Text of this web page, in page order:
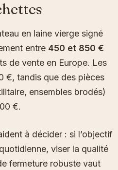
en laine vierge signé
entre 450 et 850 €
de vente en Europe. Les
€, tandis que des pièces
ensembles brodés)
€.
à décider : si l’objectif
viser la qualité
fermeture robuste vaut